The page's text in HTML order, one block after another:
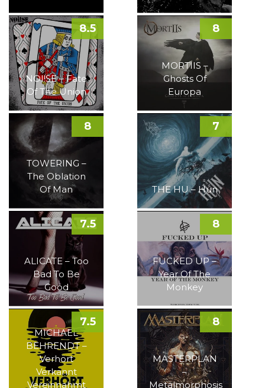
NOI!SE – Fate
Of The Union
8.5
MORTIIS –
Ghosts Of
Europa
8
TOWERING –
The Oblation
Of Man
8
THE HU – Hun
7
ALICATE – Too
Bad To Be
Good
7.5
FUCKED UP –
Year Of The
Monkey
8
MICHAEL
BEHRENDT –
Verhört
Verkannt
Vereinnahmt
7.5
MASTERPLAN
–
Metalmorphosis
8